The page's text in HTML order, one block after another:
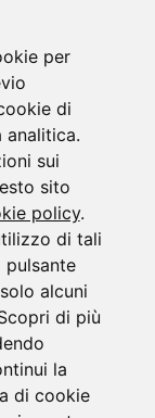
per
di
sui
sito
policy.
di tali
alcuni
di più
la
di cookie